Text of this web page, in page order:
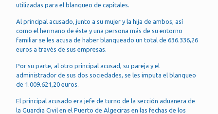
utilizadas para el blanqueo de capitales.
Al principal acusado, junto a su mujer y la hija de ambos, así
como el hermano de éste y una persona más de su entorno
familiar se les acusa de haber blanqueado un total de 636.336,26
euros a través de sus empresas.
Por su parte, al otro principal acusad, su pareja y el
administrador de sus dos sociedades, se les imputa el blanqueo
de 1.009.621,20 euros.
El principal acusado era jefe de turno de la sección aduanera de
la Guardia Civil en el Puerto de Algeciras en las fechas de los